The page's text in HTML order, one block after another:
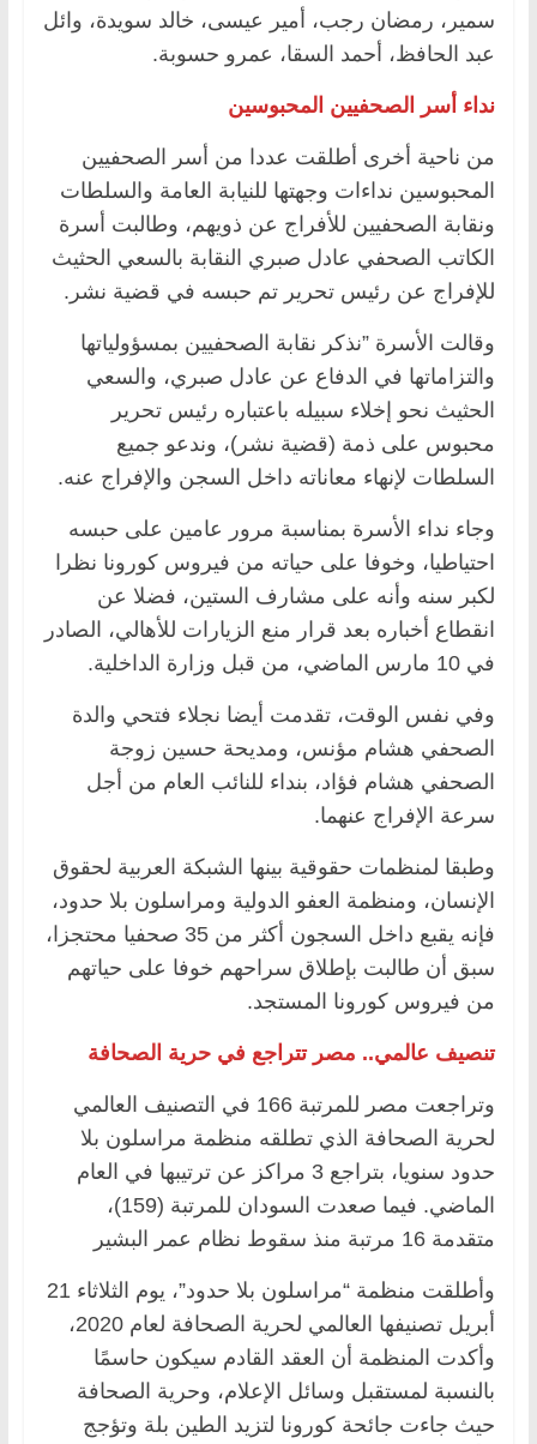
سمير، رمضان رجب، أمير عيسى، خالد سويدة، وائل
عبد الحافظ، أحمد السقا، عمرو حسوبة.
نداء أسر الصحفيين المحبوسين
من ناحية أخرى أطلقت عددا من أسر الصحفيين
المحبوسين نداءات وجهتها للنيابة العامة والسلطات
ونقابة الصحفيين للأفراج عن ذويهم، وطالبت أسرة
الكاتب الصحفي عادل صبري النقابة بالسعي الحثيث
للإفراج عن رئيس تحرير تم حبسه في قضية نشر.
وقالت الأسرة ”نذكر نقابة الصحفيين بمسؤولياتها
والتزاماتها في الدفاع عن عادل صبري، والسعي
الحثيث نحو إخلاء سبيله باعتباره رئيس تحرير
محبوس على ذمة (قضية نشر)، وندعو جميع
السلطات لإنهاء معاناته داخل السجن والإفراج عنه.
وجاء نداء الأسرة بمناسبة مرور عامين على حبسه
احتياطيا، وخوفا على حياته من فيروس كورونا نظرا
لكبر سنه وأنه على مشارف الستين، فضلا عن
انقطاع أخباره بعد قرار منع الزيارات للأهالي، الصادر
في 10 مارس الماضي، من قبل وزارة الداخلية.
وفي نفس الوقت، تقدمت أيضا نجلاء فتحي والدة
الصحفي هشام مؤنس، ومديحة حسين زوجة
الصحفي هشام فؤاد، بنداء للنائب العام من أجل
سرعة الإفراج عنهما.
وطبقا لمنظمات حقوقية بينها الشبكة العربية لحقوق
الإنسان، ومنظمة العفو الدولية ومراسلون بلا حدود،
فإنه يقبع داخل السجون أكثر من 35 صحفيا محتجزا،
سبق أن طالبت بإطلاق سراحهم خوفا على حياتهم
من فيروس كورونا المستجد.
تنصيف عالمي.. مصر تتراجع في حرية الصحافة
وتراجعت مصر للمرتبة 166 في التصنيف العالمي
لحرية الصحافة الذي تطلقه منظمة مراسلون بلا
حدود سنويا، بتراجع 3 مراكز عن ترتيبها في العام
الماضي. فيما صعدت السودان للمرتبة (159)،
متقدمة 16 مرتبة منذ سقوط نظام عمر البشير
وأطلقت منظمة “مراسلون بلا حدود”، يوم الثلاثاء 21
أبريل تصنيفها العالمي لحرية الصحافة لعام 2020،
وأكدت المنظمة أن العقد القادم سيكون حاسمًا
بالنسبة لمستقبل وسائل الإعلام، وحرية الصحافة
حيث جاءت جائحة كورونا لتزيد الطين بلة وتؤجج